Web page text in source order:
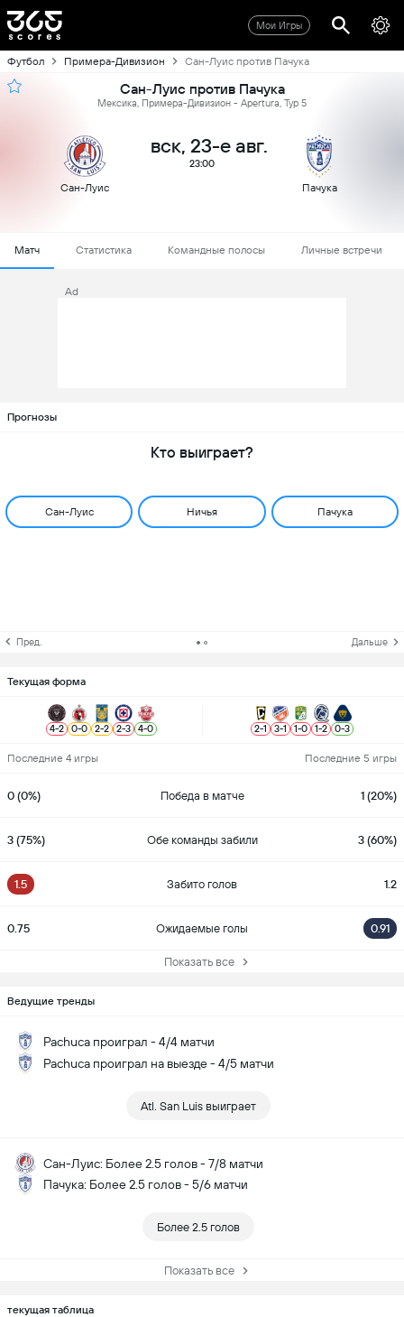
Мои Игры
Футбол Примера-Дивизион Сан-Луис против Пачука
Сан-Луис против Пачука
Мексика, Примера-Дивизион - Apertura, Тур 5
Сан-Луис
вск, 23-е авг.
23:00
Пачука
Матч Статистика Командные полосы Личные встречи
Ad
Прогнозы
Кто выиграет?
Сан-Луис Ничья Пачука
Пред. Дальше
Текущая форма
4-2 0-0 2-2 2-3 4-0 2-1 3-1 1-0 1-2 0-3
Последние 4 игры Последние 5 игры
0 (0%) Победа в матче 1 (20%)
3 (75%) Обе команды забили 3 (60%)
1.5 Забито голов 1.2
0.75 Ожидаемые голы 0.91
Показать все
Ведущие тренды
Pachuca проиграл - 4/4 матчи
Pachuca проиграл на выезде - 4/5 матчи
Atl. San Luis выиграет
Сан-Луис: Более 2.5 голов - 7/8 матчи
Пачука: Более 2.5 голов - 5/6 матчи
Более 2.5 голов
Показать все
текущая таблица